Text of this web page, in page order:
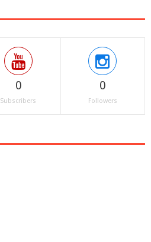
0
Subscribers
0
Followers